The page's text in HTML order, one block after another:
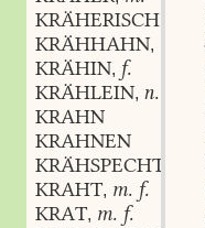
KRÄHERISCH
KRÄHHAHN,
KRÄHIN, f.
KRÄHLEIN, n.
KRAHN
KRAHNEN
KRÄHSPECHT
KRAHT, m. f.
KRAT, m. f.